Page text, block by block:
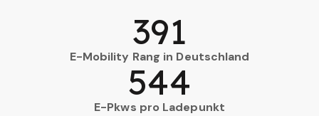
E-Mobility Rang in Deutschland
391
E-Pkws pro Ladepunkt
544